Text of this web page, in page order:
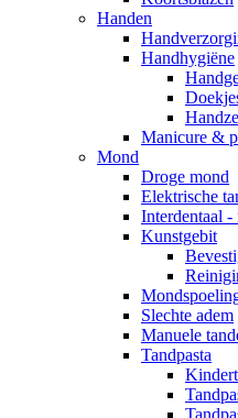
Handen
Handhygiëne
Manicure &
Mond
Droge mond
Elektrische
Interdentaal -
Kunstgebit
Slechte adem
Manuele
Tandpasta